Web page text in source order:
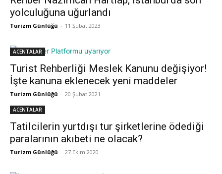
yolculuğuna uğurlandı
Turizm Günlüğü - 11 Şubat 2023
ACENTALAR
Turist Rehberliği Meslek Kanunu değişiyor!
İşte kanuna eklenecek yeni maddeler
Turizm Günlüğü - 20 Şubat 2021
ACENTALAR
Tatilcilerin yurtdışı tur şirketlerine ödediği
paralarının akıbeti ne olacak?
Turizm Günlüğü - 27 Ekim 2020